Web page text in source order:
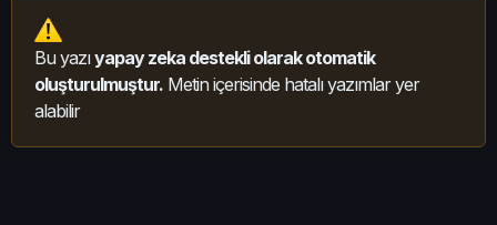
Bu yazıyapay zeka destekli olarak otomatik
oluşturulmuştur. Metin içerisinde hatalı yazımlar yer
alabilir